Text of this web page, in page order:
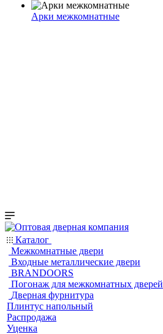
Арки межкомнатные
Каталог
Межкомнатные двери
Входные металлические двери
BRANDOORS
Погонаж для межкомнатных дверей
Дверная фурнитура
Плинтус напольный
Распродажа
Уценка